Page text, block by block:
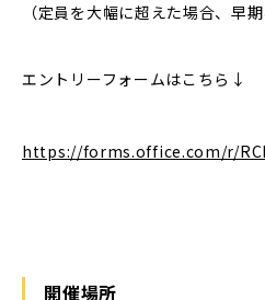
（定員を大幅に超えた場合、早
エントリーフォームはこちら↓
https://forms.office.com/r/
開催場所